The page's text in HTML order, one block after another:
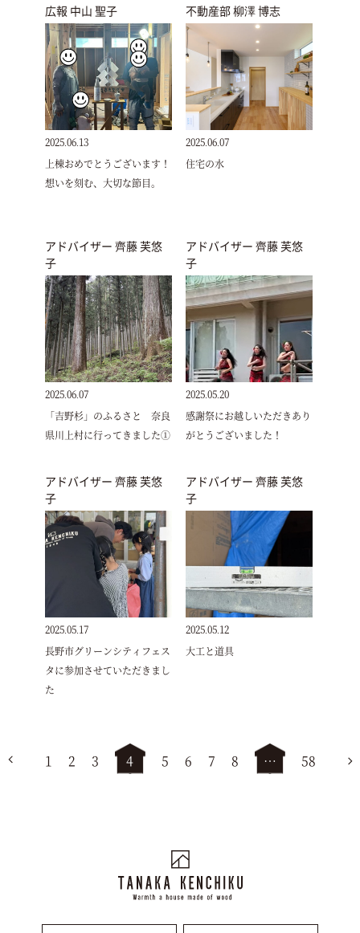
広報 中山 聖子
2025.06.13
上棟おめでとうございます！
想いを刻む、大切な節目。
不動産部 柳澤 博志
2025.06.07
住宅の水
アドバイザー 齊藤 芙悠
子
2025.06.07
「吉野杉」のふるさと 奈良
県川上村に行ってきました①
アドバイザー 齊藤 芙悠
子
2025.05.20
感謝祭にお越しいただきあり
がとうございました！
アドバイザー 齊藤 芙悠
子
2025.05.17
長野市グリーンシティフェス
タに参加させていただきまし
た
アドバイザー 齊藤 芙悠
子
2025.05.12
大工と道具
1 2 3 4 5 6 7 8 … 58